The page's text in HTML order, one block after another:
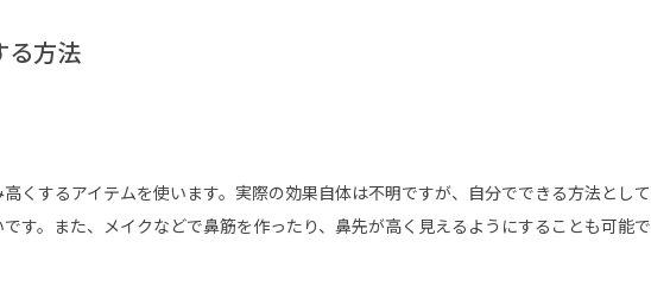
る方法
くするアイテムを使います。実際の効果自体は不明ですが、自分でできる方法として
す。また、メイクなどで鼻筋を作ったり、鼻先が高く見えるようにすることも可能で